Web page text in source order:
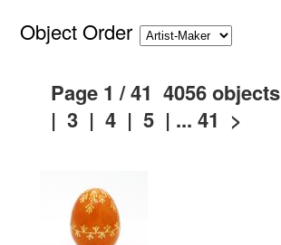
Object Order
Page 1 / 41 4056 objects
| 3 | 4 | 5 | ... 41 >